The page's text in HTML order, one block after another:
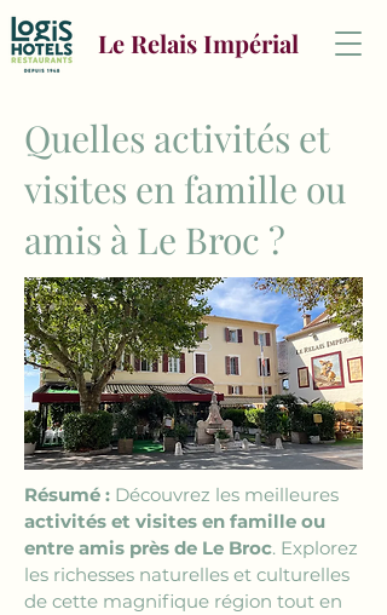
Le Relais Impérial
Quelles activités et
visites en famille ou
amis à Le Broc ?
Résumé : Découvrez les meilleures
activités et visites en famille ou
entre amis près de Le Broc. Explorez
les richesses naturelles et culturelles
de cette magnifique région tout en